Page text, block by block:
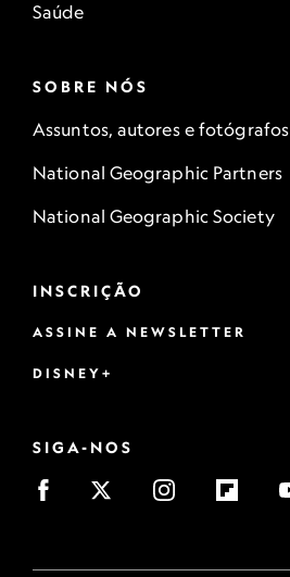
Saúde
SOBRE NÓS
Assuntos, autores e fotógrafos
National Geographic Partners
National Geographic Society
INSCRIÇÃO
ASSINE A NEWSLETTER
DISNEY+
SIGA-NOS